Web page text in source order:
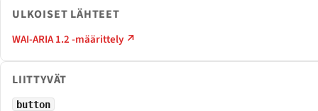
ULKOISET LÄHTEET
WAI-ARIA 1.2 -määrittely ↗
LIITTYVÄT
button